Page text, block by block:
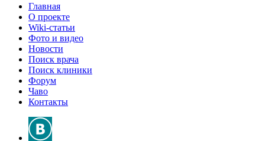
Главная
О проекте
Wiki-статьи
Фото и видео
Новости
Поиск врача
Поиск клиники
Форум
Чаво
Контакты